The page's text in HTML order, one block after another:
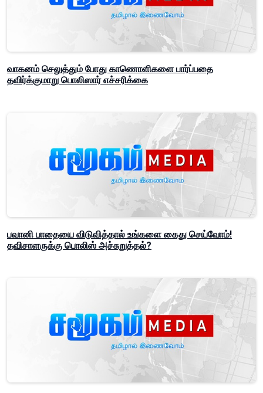
வாகனம் செலுத்தும் போது காணொளிகளை பார்ப்பதை
தவிர்க்குமாறு பொலிஸார் எச்சரிக்கை
பவானி பாதையை விடுவித்தால் உங்களை கைது செய்வோம்!
தவிசாளருக்கு பொலிஸ் அச்சுறுத்தல்?